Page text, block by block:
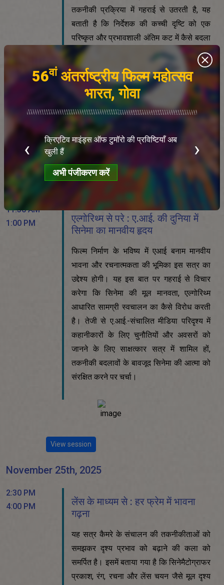
तकनीकी प्रक्रिया में गहराई से उतरती है, यह
बताती है कि निर्देशक की कच्ची दृष्टि को एक
परिष्कृत और प्रभावशाली अंतिम कट में कैसे बदला
जाए। यह सत्र सॉफ़्टवेयर के तकनीकी कौशल के
साथ-साथ दृश्य कहानी कहने के रचनात्मक
सिद्धांतों — गति, लय और भावनात्मक प्रवाह — पर
केंद्रित है।
November 25th, 2025
11:30 AM
1:00 PM
एल्गोरिथ्म से परे : ए.आई. की दुनिया में
सिनेमा का मानवीय हृदय
फिल्म निर्माण के भविष्य में एआई बनाम मानवीय
भावना और रचनात्मकता की भूमिका इस सत्र का
उद्देश्य होगी। यह इस बात पर गहराई से विचार
करेगा कि सिनेमा की मूल मानवता, एल्गोरिथ्म
आधारित सामग्री स्वचालन का कैसे विरोध करती
है। तेजी से ए.आई.-संचालित मीडिया परिदृश्य में
कहानीकारों के लिए चुनौतियों और अवसरों को
जानने के लिए साक्षत्कार सत्र में शामिल हों,
तकनीकी बदलावों के बावजूद सिनेमा की आत्मा को
संरक्षित करने पर चर्चा।
View session
November 25th, 2025
2:30 PM
4:00 PM
लेंस के माध्यम से : हर फ्रेम में भावना
गढ़ना
यह सत्र कैमरे के संचालन की तकनीकीताओं को
समझकर दृश्य प्रभाव को बढ़ाने की कला को
समर्पित है। इसमें बताया गया है कि सिनेमैटोग्राफर
प्रकाश, रंग, रचना और लेंस चयन जैसे मूल दृश्य